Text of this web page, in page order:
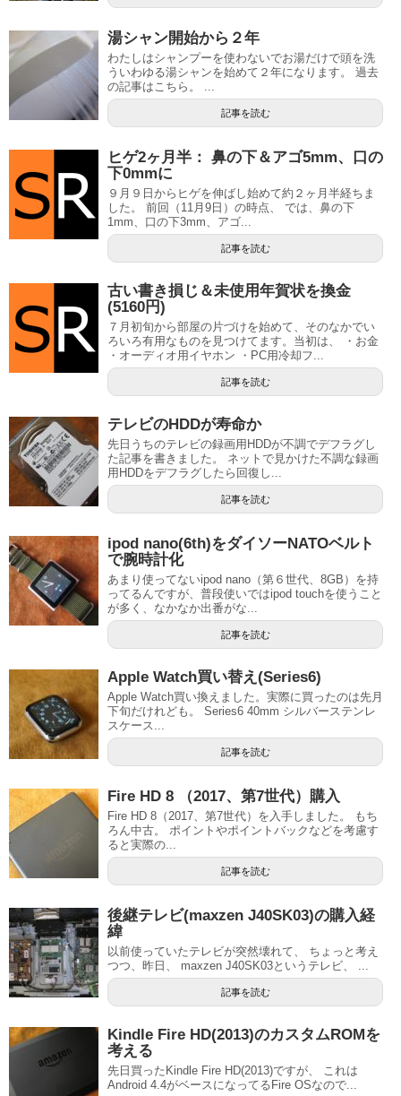
湯シャン開始から２年
わたしはシャンプーを使わないでお湯だけで頭を洗
ういわゆる湯シャンを始めて２年になります。 過去
の記事はこちら。 ...
記事を読む
ヒゲ2ヶ月半： 鼻の下＆アゴ5mm、口の
下0mmに
９月９日からヒゲを伸ばし始めて約２ヶ月半経ちま
した。 前回（11月9日）の時点、 では、鼻の下
1mm、口の下3mm、アゴ...
記事を読む
古い書き損じ＆未使用年賀状を換金
(5160円)
７月初旬から部屋の片づけを始めて、そのなかでい
ろいろ有用なものを見つけてます。当初は、 ・お金
・オーディオ用イヤホン ・PC用冷却フ...
記事を読む
テレビのHDDが寿命か
先日うちのテレビの録画用HDDが不調でデフラグし
た記事を書きました。 ネットで見かけた不調な録画
用HDDをデフラグしたら回復し...
記事を読む
ipod nano(6th)をダイソーNATOベルト
で腕時計化
あまり使ってないipod nano（第６世代、8GB）を持
ってるんですが、普段使いではipod touchを使うこと
が多く、なかなか出番がな...
記事を読む
Apple Watch買い替え(Series6)
Apple Watch買い換えました。実際に買ったのは先月
下旬だけれども。 Series6 40mm シルバーステンレ
スケース...
記事を読む
Fire HD 8 （2017、第7世代）購入
Fire HD 8（2017、第7世代）を入手しました。 もち
ろん中古。 ポイントやポイントバックなどを考慮す
ると実際の...
記事を読む
後継テレビ(maxzen J40SK03)の購入経
緯
以前使っていたテレビが突然壊れて、 ちょっと考え
つつ、昨日、 maxzen J40SK03というテレビ、 ...
記事を読む
Kindle Fire HD(2013)のカスタムROMを
考える
先日買ったKindle Fire HD(2013)ですが、 これは
Android 4.4がベースになってるFire OSなので...